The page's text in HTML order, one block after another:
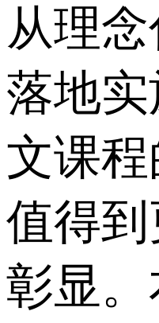
从理
落地
文课
值得
彰显